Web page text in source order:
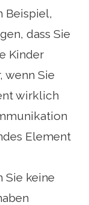
Beispiel,
dass Sie
Kinder
wenn Sie
wirklich
Element
Sie keine